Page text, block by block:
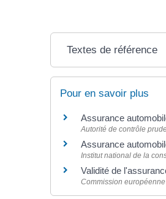
Textes de référence
Pour en savoir plus
Assurance
Autorité de contrôle
Assurance
Institut national de la
Validité de
Commission européenne